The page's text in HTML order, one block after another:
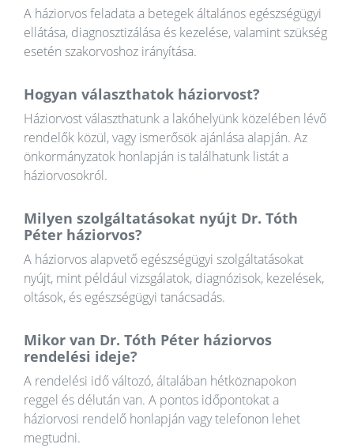
A háziorvos feladata a betegek általános egészségügyi
ellátása, diagnosztizálása és kezelése, valamint szükség
esetén szakorvoshoz irányítása.
Hogyan választhatok háziorvost?
Háziorvost választhatunk a lakóhelyünk közelében lévő
rendelők közül, vagy ismerősök ajánlása alapján. Az
önkormányzatok honlapján is találhatunk listát a
háziorvosokról.
Milyen szolgáltatásokat nyújt Dr. Tóth
Péter háziorvos?
A háziorvos alapvető egészségügyi szolgáltatásokat
nyújt, mint például vizsgálatok, diagnózisok, kezelések,
oltások, és egészségügyi tanácsadás.
Mikor van Dr. Tóth Péter háziorvos
rendelési ideje?
A rendelési idő változó, általában hétköznapokon
reggel és délután van. A pontos időpontokat a
háziorvosi rendelő honlapján vagy telefonon lehet
megtudni.